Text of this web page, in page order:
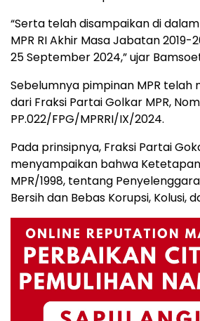
“Serta telah disampaikan di
MPR RI Akhir Masa Jabatan
25 September 2024,” ujar
Sebelumnya pimpinan MPR telah
dari Fraksi Partai Golkar MPR,
PP.022/FPG/MPRRI/IX/2024.
Pada prinsipnya, Fraksi Partai
menyampaikan bahwa
MPR/1998, tentang
Bersih dan Bebas Korupsi, Kolusi,